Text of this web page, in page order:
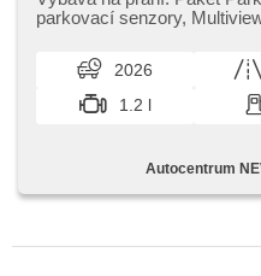
parkovací senzory,​
2026
1.2 l
Autocentrum